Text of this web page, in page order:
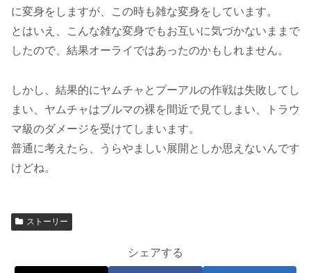
に変身をしますが、この時も雑な変身をしています。
とはいえ、こんな雑な変身でもお互いに気づかないままで
したので、結果オーライではあったのかもしれません。
しかし、結果的にヤムチャとプーアルの作戦は失敗してし
まい、ヤムチャはブルマの裸を間近で見てしまい、トラウ
マ級のダメージを受けてしまいます。
普通に考えたら、うらやましい展開としか思えないんです
けどね。
ストーリー
シェアする